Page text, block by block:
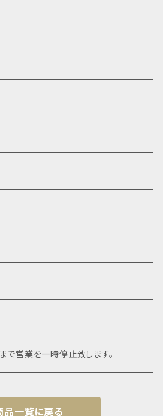
営業を一時停止致します。
品一覧に戻る